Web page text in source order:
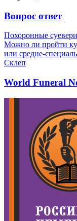
Вопрос ответ
Похоронные
Можно ли пройти
или средне-
Склеп
World Funeral